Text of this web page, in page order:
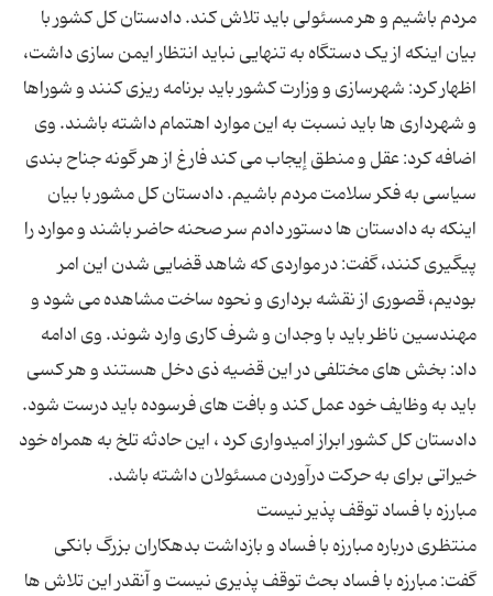
مردم باشیم و هر مسئولی باید تلاش کند. دادستان کل کشور با
بیان اینکه از یک دستگاه به تنهایی نباید انتظار ایمن سازی داشت،
اظهار کرد: شهرسازی و وزارت کشور باید برنامه ریزی کنند و شوراها
و شهرداری ها باید نسبت به این موارد اهتمام داشته باشند. وی
اضافه کرد: عقل و منطق إیجاب می کند فارغ از هر گونه جناح بندی
سیاسی به فکر سلامت مردم باشیم. دادستان کل مشور با بیان
اینکه به دادستان ها دستور دادم سر صحنه حاضر باشند و موارد را
پیگیری کنند، گفت: در مواردی که شاهد قضایی شدن این امر
بودیم، قصوری از نقشه برداری و نحوه ساخت مشاهده می شود و
مهندسین ناظر باید با وجدان و شرف کاری وارد شوند. وی ادامه
داد: بخش های مختلفی در این قضیه ذی دخل هستند و هر کسی
باید به وظایف خود عمل کند و بافت های فرسوده باید درست شود.
دادستان کل کشور ابراز امیدواری کرد ، این حادثه تلخ به همراه خود
منتظری درباره مبارزه با فساد و بازداشت بدهکاران بزرگ بانکی
گفت: مبارزه با فساد بحث توقف پذیری نیست و آنقدر این تلاش ها